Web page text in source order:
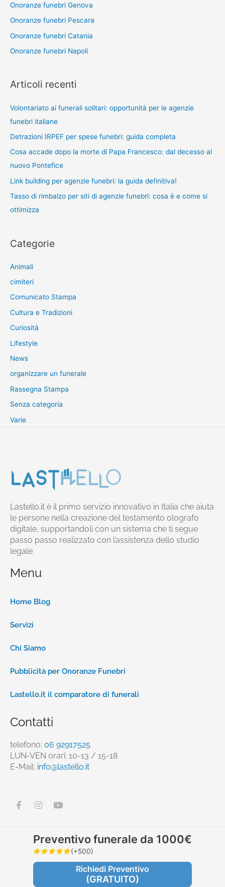
Onoranze funebri Genova
Onoranze funebri Pescara
Onoranze funebri Catania
Onoranze funebri Napoli
Articoli recenti
Volontariato ai funerali solitari: opportunità per le agenzie
funebri italiane
Detrazioni IRPEF per spese funebri: guida completa
Cosa accade dopo la morte di Papa Francesco: dal decesso al
nuovo Pontefice
Link building per agenzie funebri: la guida definitiva!
Tasso di rimbalzo per siti di agenzie funebri: cosa è e come si
ottimizza
Categorie
Animali
cimiteri
Comunicato Stampa
Cultura e Tradizioni
Curiosità
Lifestyle
News
organizzare un funerale
Rassegna Stampa
Senza categoria
Varie
Lastello.it è il primo servizio innovativo in Italia che aiuta
le persone nella creazione del testamento olografo
digitale, supportandoli con un sistema che ti segue
passo passo realizzato con l’assistenza dello studio
legale.
Menu
Home Blog
Servizi
Chi Siamo
Pubblicità per Onoranze Funebri
Lastello.it il comparatore di funerali
Contatti
telefono: 06 92917525
LUN-VEN orari: 10-13 / 15-18
E-Mail: info@lastello.it
F
a
I
n
a
g
r
a
Y
o
b
e
©2022 Lastello S.r.l. Startup Innovativa – P. IVA
15987721006 – info@lastello.it
Preventivo funerale da 1000€
(+500)
Richiedi Preventivo
(GRATUITO)